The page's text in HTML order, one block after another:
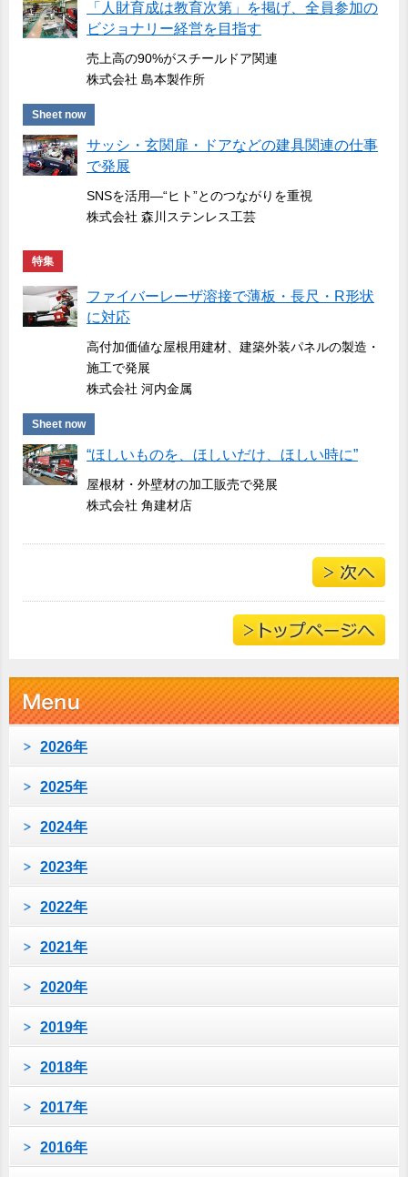
「人財育成は教育次第」を掲げ、全員参加の
ビジョナリー経営を目指す
売上高の90%がスチールドア関連
株式会社 島本製作所
Sheet now
サッシ・玄関扉・ドアなどの建具関連の仕事
で発展
SNSを活用―“ヒト”とのつながりを重視
株式会社 森川ステンレス工芸
特集
ファイバーレーザ溶接で薄板・長尺・R形状
に対応
高付加価値な屋根用建材、建築外装パネルの製造・
施工で発展
株式会社 河内金属
Sheet now
“ほしいものを、ほしいだけ、ほしい時に”
屋根材・外壁材の加工販売で発展
株式会社 角建材店
2026年
2025年
2024年
2023年
2022年
2021年
2020年
2019年
2018年
2017年
2016年